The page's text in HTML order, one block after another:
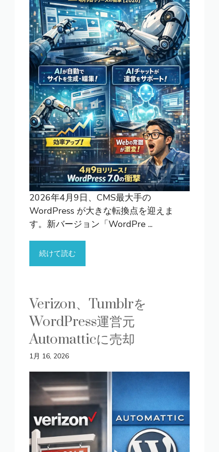
2026年4月9日、CMS最大手の
WordPress が大きな転換点を迎えま
す。新バージョン「WordPre ...
続けて読む
Verizon、Tumblrを
WordPress運営元
Automatticに売却
1月 16, 2026